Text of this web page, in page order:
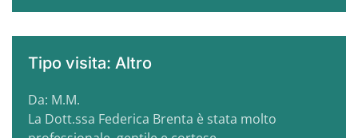
Tipo visita: Altro
Da: M.M.
La Dott.ssa Federica Brenta è stata molto